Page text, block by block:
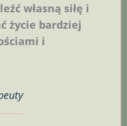
własną siłę i
życie bardziej
i